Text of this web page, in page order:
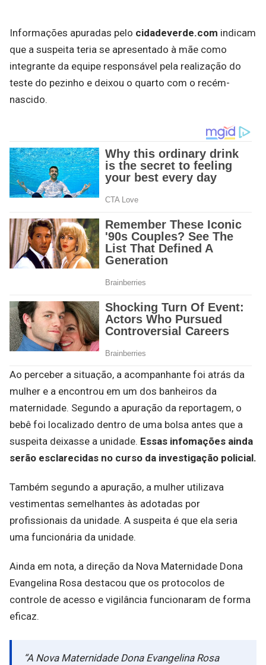
Informações apuradas pelo cidadeverde.com indicam
que a suspeita teria se apresentado à mãe como
integrante da equipe responsável pela realização do
teste do pezinho e deixou o quarto com o recém-
nascido.
Ao perceber a situação, a acompanhante foi atrás da
mulher e a encontrou em um dos banheiros da
maternidade. Segundo a apuração da reportagem, o
bebê foi localizado dentro de uma bolsa antes que a
suspeita deixasse a unidade. Essas infomações ainda
serão esclarecidas no curso da investigação policial.
Também segundo a apuração, a mulher utilizava
vestimentas semelhantes às adotadas por
profissionais da unidade. A suspeita é que ela seria
uma funcionária da unidade.
Ainda em nota, a direção da Nova Maternidade Dona
Evangelina Rosa destacou que os protocolos de
controle de acesso e vigilância funcionaram de forma
eficaz.
“A Nova Maternidade Dona Evangelina Rosa